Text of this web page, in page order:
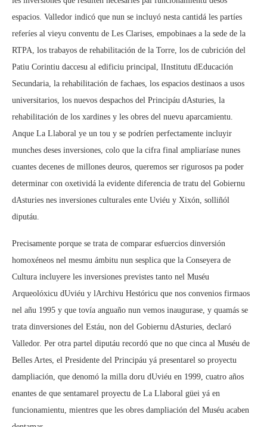
espacios. Valledor indicó que nun se incluyó nesta cantidá les partíes
referíes al vieyu conventu de Les Clarises, empobinaes a la sede de la
RTPA, los trabayos de rehabilitación de la Torre, los de cubrición del
Patiu Corintiu daccesu al edificiu principal, lInstitutu dEducación
Secundaria, la rehabilitación de fachaes, los espacios destinaos a usos
universitarios, los nuevos despachos del Principáu dAsturies, la
rehabilitación de los xardines y les obres del nuevu aparcamientu.
Anque La Llaboral ye un tou y se podríen perfectamente incluyir
munches deses inversiones, colo que la cifra final ampliaríase nunes
cuantes decenes de millones deuros, queremos ser rigurosos pa poder
determinar con oxetividá la evidente diferencia de tratu del Gobiernu
dAsturies nes inversiones culturales ente Uviéu y Xixón, solliñól
diputáu.
Precisamente porque se trata de comparar esfuercios dinversión
homoxéneos nel mesmu ámbitu nun sesplica que la Conseyera de
Cultura incluyere les inversiones previstes tanto nel Muséu
Arqueolóxicu dUviéu y lArchivu Hestóricu que nos convenios firmaos
nel añu 1995 y que tovía anguaño nun vemos inaugurase, y quamás se
trata dinversiones del Estáu, non del Gobiernu dAsturies, declaró
Valledor. Per otra partel diputáu recordó que no que cinca al Muséu de
Belles Artes, el Presidente del Principáu yá presentarel so proyectu
dampliación, que denomó la milla doru dUviéu en 1999, cuatro años
enantes de que sentamarel proyectu de La Llaboral güei yá en
funcionamientu, mientres que les obres dampliación del Muséu acaben